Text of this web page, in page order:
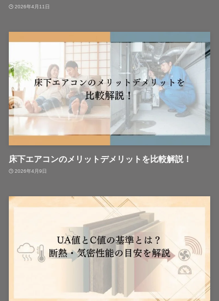
2026年4月11日
床下エアコンのメリットデメリットを比較解説！
2026年4月9日